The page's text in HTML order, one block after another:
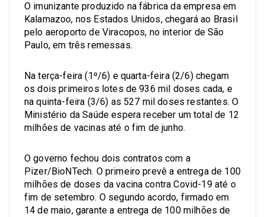
O imunizante produzido na fábrica da empresa em
Kalamazoo, nos Estados Unidos, chegará ao Brasil
pelo aeroporto de Viracopos, no interior de São
Paulo, em três remessas.
Na terça-feira (1º/6) e quarta-feira (2/6) chegam
os dois primeiros lotes de 936 mil doses cada, e
na quinta-feira (3/6) as 527 mil doses restantes. O
Ministério da Saúde espera receber um total de 12
milhões de vacinas até o fim de junho.
O governo fechou dois contratos com a
Pizer/BioNTech. O primeiro prevê a entrega de 100
milhões de doses da vacina contra Covid-19 até o
fim de setembro. O segundo acordo, firmado em
14 de maio, garante a entrega de 100 milhões de